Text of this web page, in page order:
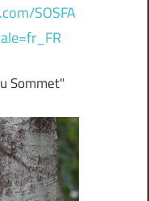
SOSFA
Sommet"